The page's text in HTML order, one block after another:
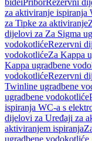
bideiPriborRezervni
za aktiviranje ispiranja
za Tipke za aktiviranje
dijelovi za Za Sigma
vodokotlićeRezervni
vodokotlićeZa Kappa
Kappa ugradbene
vodokotlićeRezervni
Twinline ugradbene
ugradbene vodokotliće
ispiranja WC-a s
dijelovi za Uređaji za
aktiviranjem ispiranja
ugradbene vodokotliće